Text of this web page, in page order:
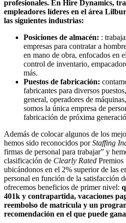
profesionales. En Hire Dynamics,
empleadores líderes en el área
las siguientes industrias:
Posiciones de almacén: :
empresas para contratar a
en mano de obra, enfocados en
control de inventario,
más.
Puestos de fabricación:
fabricantes para diversos
general, operadores de
somos la única empresa de
fabricación de próxima
Además de colocar algunos de los
hemos sido reconocidos porStaffing
firmas de personal para trabajar” y
clasificación de Clearly Rated Premios
ubicándonos en el 2% superior de las
personal en función de la satisfacción
ofrecemos beneficios de primer nivel:
401k y contrapartida, vacaciones
reembolso de matrícula y un
recomendación en el que puede